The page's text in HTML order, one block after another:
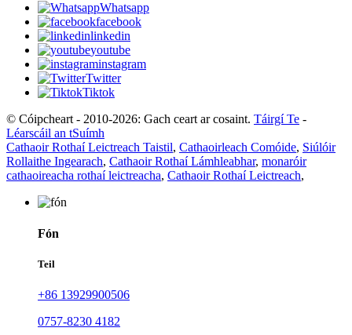
Whatsapp
facebook
linkedin
youtube
instagram
Twitter
Tiktok
© Cóipcheart - 2010-2026: Gach ceart ar cosaint. Táirgí Te -
Léarscáil an tSuímh
Cathaoir Rothaí Leictreach Taistil, Cathaoirleach Comóide, Siúlóir
Rollaithe Ingearach, Cathaoir Rothaí Lámhleabhar, monaróir
cathaoireacha rothaí leictreacha, Cathaoir Rothaí Leictreach,
Fón
Teil
+86 13929900506
0757-8230 4182